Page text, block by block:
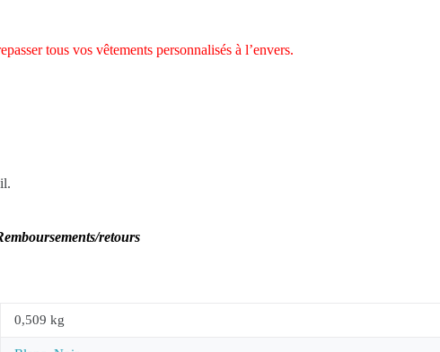
tous vos vêtements personnalisés à l’envers.
retours
0,509 kg